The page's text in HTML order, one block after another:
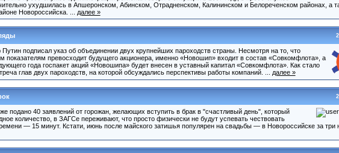
ухудшилась в Апшеронском, Абинском, Отрадненском, Калининском и Белореченском районах, а
Новороссийска. ...
далее »
подписал указ об объединении двух крупнейших пароходств страны. Несмотря на то, что
превосходит будущего акционера, именно «Новошип» входит в состав «Совкомфлота», а
года госпакет акций «Новошипа» будет внесен в уставный капитал «Совкомфлота». Как стало
глав двух пароходств, на которой обсуждались перспективы работы компаний. ...
далее »
подано 40 заявлений от горожан, желающих вступить в брак в "счастливый день", который
количество, в ЗАГСе переживают, что просто физически не будут успевать чествовать
— 15 минут. Кстати, июнь после майского затишья популярен на свадьбы — в Новороссийске за три